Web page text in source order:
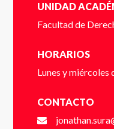
UNIDAD
Facultad de
HORARIOS
Lunes y miércoles
CONTACTO
18410112) *
Dígito verificador